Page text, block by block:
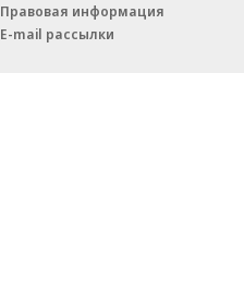
Правовая информация
E-mail рассылки